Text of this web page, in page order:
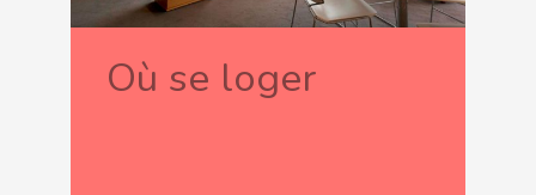
Où se loger